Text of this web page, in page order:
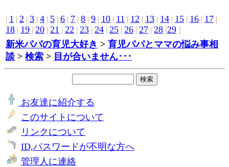
| 1 | 2 | 3 | 4 | 5 | 6 | 7 | 8 | 9 | 10 | 11 | 12 | 13 | 14 | 15 | 16 | 17 |
18 | 19 | 20 | 21 | 22 | 23 | 24 | 25 | 26 | 27 | 28 |29 |
新米パパの育児大好き > 育児パパとママの悩み事相
談 > 検索 > 目が合いません･･･
お友達に紹介する
このサイトについて
リンクについて
ID,パスワードが不明な方へ
管理人に連絡